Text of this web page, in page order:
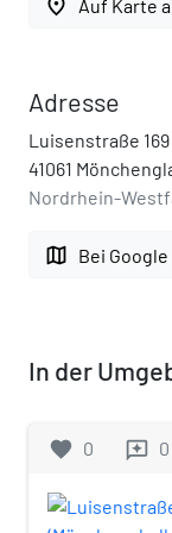
place Auf Karte
Adresse
Luisenstraße 169
41061
Nordrhein-
map Bei
In der
favorite 0 reviews 0